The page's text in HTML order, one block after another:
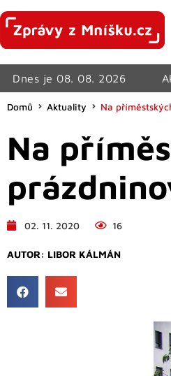
Dnes je 08. 08. 2026
Domů Aktuality Na
Na
02. 11. 2020 16
AUTOR: LIBOR KÁLMÁN